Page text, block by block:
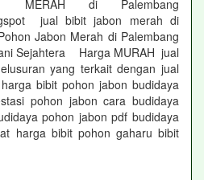
MERAH di Palembang
jual bibit jabon merah di
Jabon Merah di Palembang
Sejahtera Harga MURAH jual
yang terkait dengan jual
bibit pohon jabon budidaya
pohon jabon cara budidaya
pohon jabon pdf budidaya
harga bibit pohon gaharu bibit